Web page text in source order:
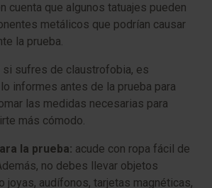
cuenta que algunos tatuajes pueden
metálicos que podrían causar
la prueba.
si sufres de claustrofobia, es
informes antes de la prueba para
las medidas necesarias para
más cómodo.
la prueba: acude con ropa fácil de
no debes llevar objetos
joyas, audífonos, tarjetas magnéticas,